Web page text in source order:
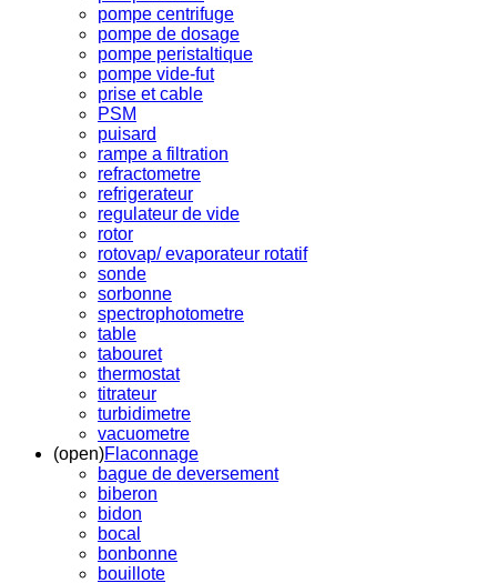
pompe centrifuge
pompe de dosage
pompe peristaltique
pompe vide-fut
prise et cable
PSM
puisard
rampe a filtration
refractometre
refrigerateur
regulateur de vide
rotor
rotovap/ evaporateur rotatif
sonde
sorbonne
spectrophotometre
table
tabouret
thermostat
titrateur
turbidimetre
vacuometre
(open)Flaconnage
bague de deversement
biberon
bidon
bocal
bonbonne
bouillote